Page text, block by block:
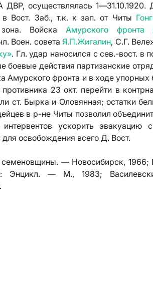
осуществлялась 1—31.10.1920.
Вост. Заб., т.к. к зап. от Читы
зона. Войска Амурского фронта
Воен. cовета Я.П.Жигалин, С.Г.
. Гл. удар наносился с cев.-вост. в
боевые действия партизанские
Амурского фронта и в ходе упорных
23 окт. перейти в
ст. Бырка и Оловянная; остатки
в р-не Читы позволил
ускорить эвакуацию
освобождения всего Д. Вост.
— Новосибирск, 1966;
Энцикл. — М., 1983;